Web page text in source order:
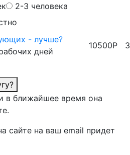
2-3 человека
- лучше?
дней
10500Р
в ближайшее время она
сайте на ваш email придет